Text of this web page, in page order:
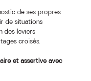
de ses propres
de situations
des leviers
croisés.
et assertive avec